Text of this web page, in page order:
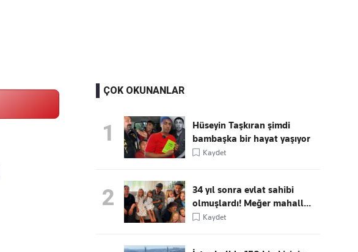
ÇOK OKUNANLAR
1
Hüseyin Taşkıran şimdi
bambaşka bir hayat yaşıyor
Kaydet
2
34 yıl sonra evlat sahibi
olmuşlardı! Meğer mahall...
Kaydet